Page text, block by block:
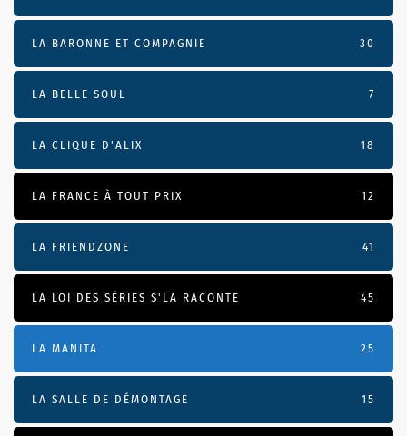
LA BARONNE ET COMPAGNIE 30
LA BELLE SOUL 7
LA CLIQUE D'ALIX 18
LA FRANCE À TOUT PRIX 12
LA FRIENDZONE 41
LA LOI DES SÉRIES S'LA RACONTE 45
LA MANITA 25
LA SALLE DE DÉMONTAGE 15